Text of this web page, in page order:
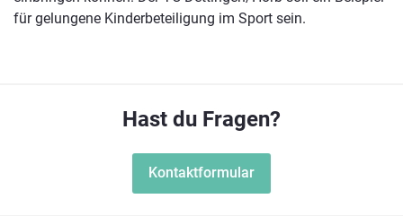
für gelungene Kinderbeteiligung im Sport sein.
Hast du Fragen?
Kontaktformular